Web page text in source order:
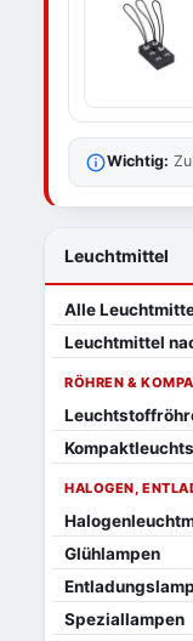
Wichtig:
Leuchtmittel
Alle
Leuchtmittel
RÖHREN &
HALOGEN,
Glühlampen
Speziallampen